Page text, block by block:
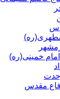
خمینی(ره)
مقدس